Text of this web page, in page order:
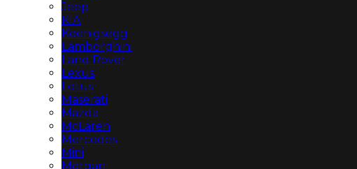
Jeep
KIA
Koenigsegg
Lamborghini
Land Rover
Lexus
Lotus
Maserati
Mazda
McLaren
Mercedes
Mini
Morgan